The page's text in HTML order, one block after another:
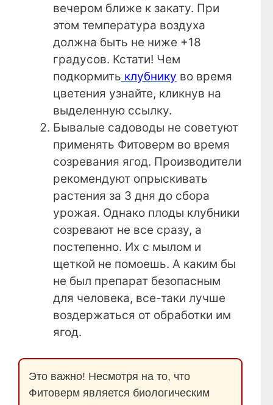
вечером ближе к закату. При
этом температура воздуха
должна быть не ниже +18
градусов. Кстати! Чем
подкормить клубнику во время
цветения узнайте, кликнув на
выделенную ссылку.
Бывалые садоводы не советуют
применять Фитоверм во время
созревания ягод. Производители
рекомендуют опрыскивать
растения за 3 дня до сбора
урожая. Однако плоды клубники
созревают не все сразу, а
постепенно. Их с мылом и
щеткой не помоешь. А каким бы
не был препарат безопасным
для человека, все-таки лучше
воздержаться от обработки им
ягод.
Это важно! Несмотря на то, что
Фитоверм является биологическим